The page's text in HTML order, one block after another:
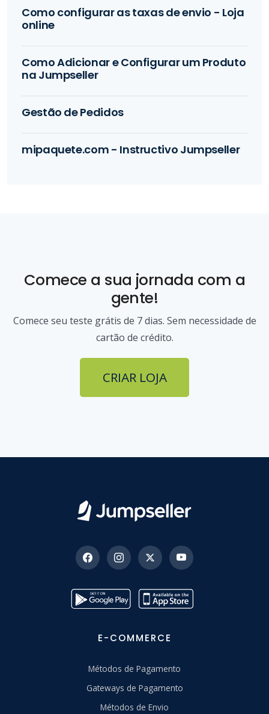
Como configurar as taxas de envio - Loja
online
Como Adicionar e Configurar um Produto
na Jumpseller
Gestão de Pedidos
mipaquete.com - Instructivo Jumpseller
Comece a sua jornada com a
gente!
Comece seu teste grátis de 7 dias. Sem necessidade de
cartão de crédito.
CRIAR LOJA
E-COMMERCE
Métodos de Pagamento
Gateways de Pagamento
Métodos de Envio